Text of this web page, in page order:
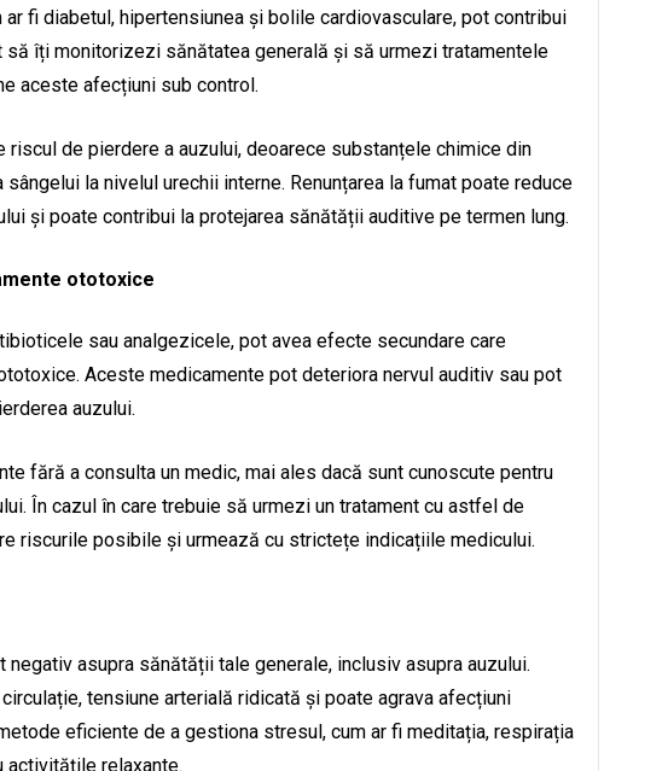
fi diabetul, hipertensiunea și bolile cardiovasculare, pot contribui
să îți monitorizezi sănătatea generală și să urmezi tratamentele
aceste afecțiuni sub control.
riscul de pierdere a auzului, deoarece substanțele chimice din
la nivelul urechii interne. Renunțarea la fumat poate reduce
și poate contribui la protejarea sănătății auditive pe termen lung.
ototoxice
sau analgezicele, pot avea efecte secundare care
Aceste medicamente pot deteriora nervul auditiv sau pot
auzului.
fără a consulta un medic, mai ales dacă sunt cunoscute pentru
În cazul în care trebuie să urmezi un tratament cu astfel de
riscurile posibile și urmează cu strictețe indicațiile medicului.
negativ asupra sănătății tale generale, inclusiv asupra auzului.
tensiune arterială ridicată și poate agrava afecțiuni
eficiente de a gestiona stresul, cum ar fi meditația, respirația
activitățile relaxante.